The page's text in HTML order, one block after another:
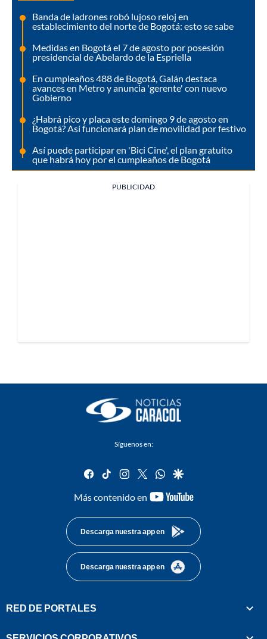
Banda de ladrones robó lujoso reloj en
establecimiento del norte de Bogotá: esto se sabe
Medidas en Bogotá el 7 de agosto por posesión
presidencial de Abelardo de la Espriella
En cumpleaños 488 de Bogotá, Galán destaca
avances en Metro y anuncia 'gerente' con nuevo
Gobierno
¿Habrá pico y placa este domingo 9 de agosto en
Bogotá? Así funcionará plan de movilidad por festivo
Así puede participar en 'Bici Cine', el plan gratuito
que habrá hoy por el cumpleaños de Bogotá
PUBLICIDAD
Síguenos en:
facebook
tiktok instagram
twitterwhatsapp
google
Más contenido en
youtube-
Descarga nuestra app en
Descarga nuestra app en
RED DE PORTALES